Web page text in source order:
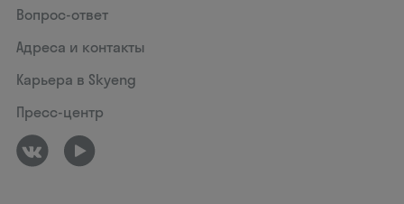
Вопрос-ответ
Адреса и контакты
Карьера в Skyeng
Пресс-центр